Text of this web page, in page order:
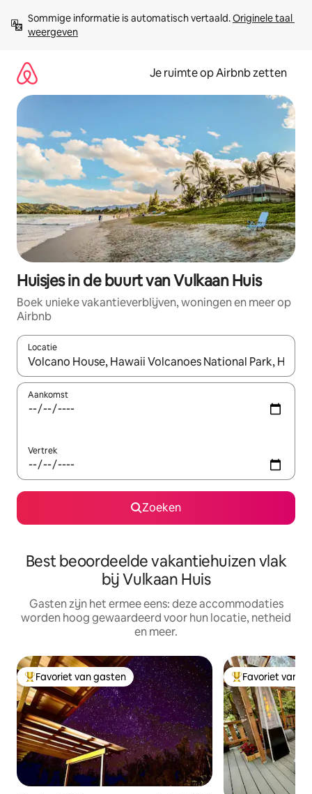
direct
naar
Sommige informatie is automatisch vertaald. Originele taal
weergeven
Je ruimte op Airbnb zetten
Huisjes in de buurt van Vulkaan Huis
Boek unieke vakantieverblijven, woningen en meer op
Airbnb
Locatie
Wanneer er suggesties beschikbaar zijn, maak je een keuze
Aankomst
Vertrek
Zoeken
Best beoordeelde vakantiehuizen vlak
bij Vulkaan Huis
Gasten zijn het ermee eens: deze accommodaties
worden hoog gewaardeerd voor hun locatie, netheid
en meer.
Topfavoriet van gasten
Favoriet van gasten Topfavoriet van
Favoriet van